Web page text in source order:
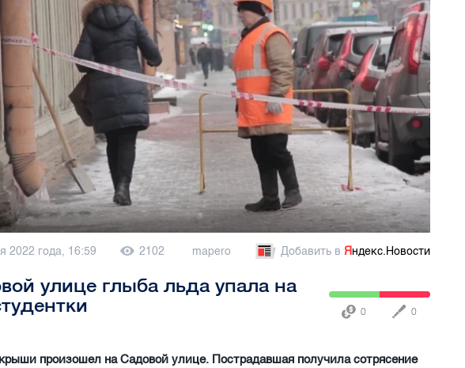
2022 года, 16:59 2102 mapero Добавить в Яндекс.Новости
улице глыба льда упала на
0 0
произошел на Садовой улице. Пострадавшая получила сотрясение